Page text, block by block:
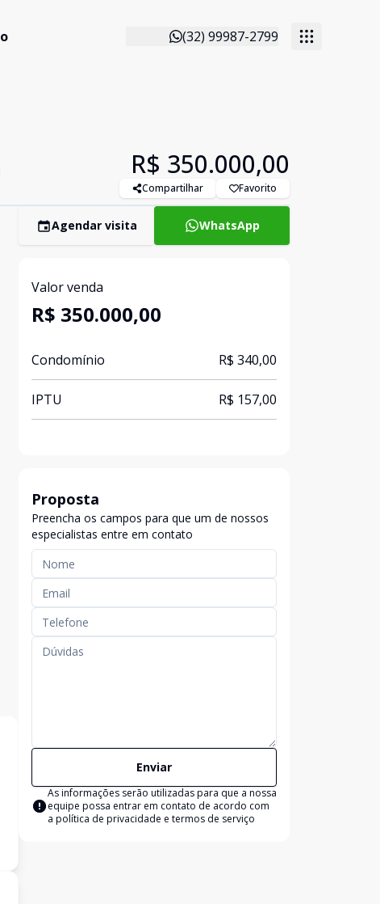
(32) 99987-2799
R$ 350.000,00
Compartilhar Favorito
Agendar visita WhatsApp
Valor venda
R$ 350.000,00
Condomínio R$ 340,00
IPTU R$ 157,00
Proposta
Preencha os campos para que um de nossos
especialistas entre em contato
Enviar
As informações serão utilizadas para que a nossa
equipe possa entrar em contato de acordo com
a política de privacidade e termos de serviço